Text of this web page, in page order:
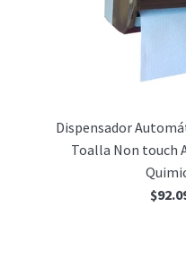
Dispensador
Toalla Non touch